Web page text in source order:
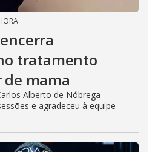
tratamento
mama
Alberto de Nóbrega
e agradeceu à equipe